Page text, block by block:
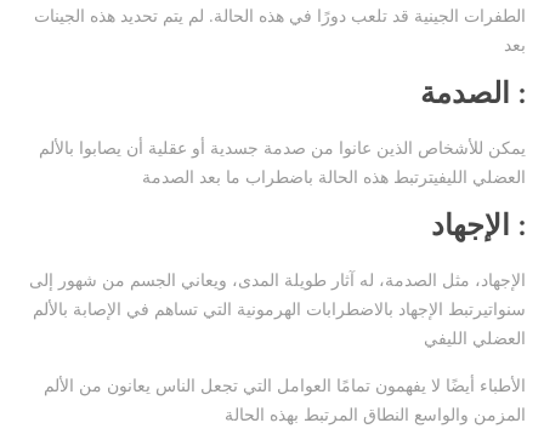
الطفرات الجينية قد تلعب دورًا في هذه الحالة. لم يتم تحديد هذه الجينات
بعد
الصدمة :
يمكن للأشخاص الذين عانوا من صدمة جسدية أو عقلية أن يصابوا بالألم
العضلي الليفيترتبط هذه الحالة باضطراب ما بعد الصدمة
الإجهاد :
الإجهاد، مثل الصدمة، له آثار طويلة المدى، ويعاني الجسم من شهور إلى
سنواتيرتبط الإجهاد بالاضطرابات الهرمونية التي تساهم في الإصابة بالألم
العضلي الليفي
الأطباء أيضًا لا يفهمون تمامًا العوامل التي تجعل الناس يعانون من الألم
المزمن والواسع النطاق المرتبط بهذه الحالة